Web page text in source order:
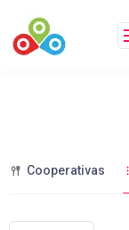
contenido
Cooperativas